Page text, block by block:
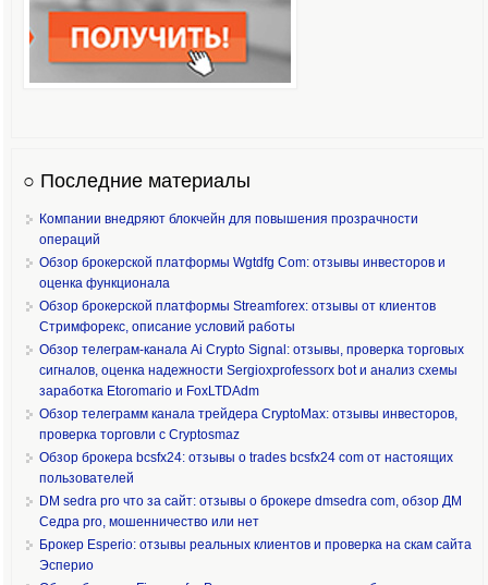
○ Последние материалы
Компании внедряют блокчейн для повышения прозрачности
операций
Обзор брокерской платформы Wgtdfg Com: отзывы инвесторов и
оценка функционала
Обзор брокерской платформы Streamforex: отзывы от клиентов
Стримфорекс, описание условий работы
Обзор телеграм-канала Ai Crypto Signal: отзывы, проверка торговых
сигналов, оценка надежности Sergioxprofessorx bot и анализ схемы
заработка Etoromario и FoxLTDAdm
Обзор телеграмм канала трейдера CryptoMax: отзывы инвесторов,
проверка торговли с Cryptosmaz
Обзор брокера bcsfx24: отзывы о trades bcsfx24 com от настоящих
пользователей
DM sedra pro что за сайт: отзывы о брокере dmsedra com, обзор ДМ
Седра pro, мошенничество или нет
Брокер Esperio: отзывы реальных клиентов и проверка на скам сайта
Эсперио